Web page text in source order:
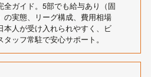
全ガイド。5部でも給与あり（固
の実態、リーグ構成、費用相場
本人が受け入れられやすく、ビ
ッフ常駐で安心サポート。